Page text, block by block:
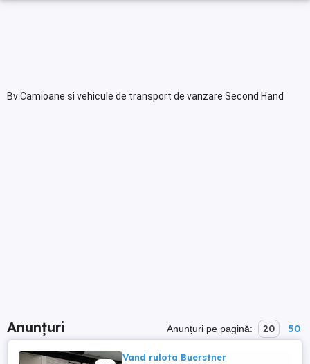
Bv Camioane si vehicule de transport de vanzare Second Hand
Anunțuri Anunțuri pe pagină: 20 50
Vand rulota Buerstner